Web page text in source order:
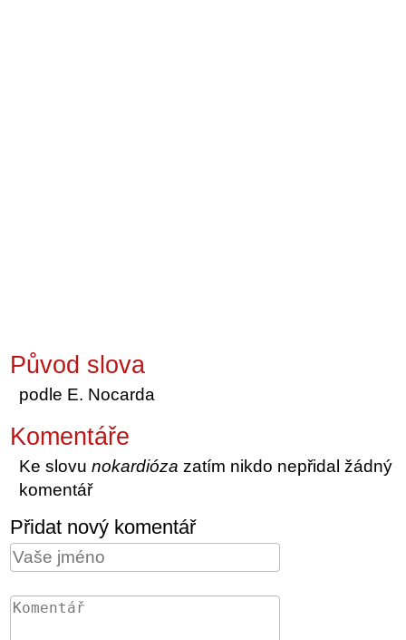
Původ slova
podle E. Nocarda
Komentáře
Ke slovunokardióza zatím nikdo nepřidal žádný
komentář
Přidat nový komentář